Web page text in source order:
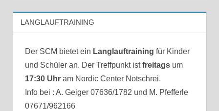
LANGLAUFTRAINING
Der SCM bietet ein Langlauftraining für Kinder
und Schüler an. Der Treffpunkt istfreitagsum
17:30 Uhram Nordic Center Notschrei.
Info bei : A. Geiger 07636/1782 und M. Pfefferle
07671/962166